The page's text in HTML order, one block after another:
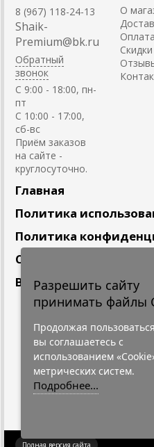
8 (967) 118-24-13
Shaik-
Premium@bk.ru
Обратный
звонок
C 9:00 - 18:00, пн-
пт
С 10:00 - 17:00,
сб-вс
Приём заказов
на сайте -
круглосуточно.
О
Оплата
Главная
Политика
Политика
Сотрудничество
Вакансии
Подпишитесь
Нажимая на кнопку,
персональных данных. С
Конфидециальности"
Полная версия сайта
Разрешить сайту
принимать файлы
Продолжая
вы соглашаетесь с
использованием
метрических систем.
Подробнее...